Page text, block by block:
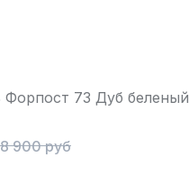
Форпост 73 Дуб беленый
900руб